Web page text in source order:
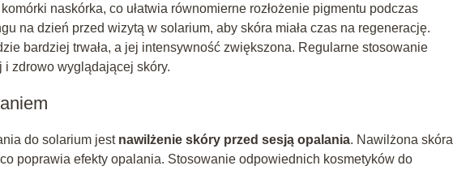
naskórka, co ułatwia równomierne rozłożenie pigmentu podczas
na dzień przed wizytą w solarium, aby skóra miała czas na regenerację.
bardziej trwała, a jej intensywność zwiększona. Regularne stosowanie
zdrowo wyglądającej skóry.
do solarium jest nawilżenie skóry przed sesją opalania. Nawilżona skóra
poprawia efekty opalania. Stosowanie odpowiednich kosmetyków do